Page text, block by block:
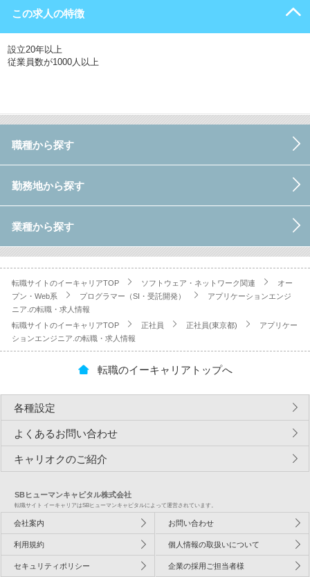
この求人の特徴
設立20年以上
従業員数が1000人以上
職種から探す
勤務地から探す
業種から探す
転職サイトのイーキャリアTOP ソフトウェア・ネットワーク関連
オー
プン・Web系
プログラマー（SI・受託開発）
アプリケーションエンジ
ニア.の転職・求人情報
転職サイトのイーキャリアTOP
正社員 正社員(東京都)
アプリケー
ションエンジニア.の転職・求人情報
転職のイーキャリアトップへ
各種設定
よくあるお問い合わせ
キャリオクのご紹介
SBヒューマンキャピタル株式会社
転職サイト イーキャリアはSBヒューマンキャピタルによって運営されています。
会社案内 お問い合わせ
利用規約 個人情報の取扱いについて
セキュリティポリシー 企業の採用ご担当者様